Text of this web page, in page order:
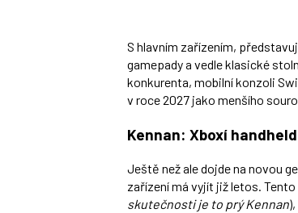
S hlavním zařízením,
gamepady a vedle klasické
konkurenta, mobilní konzoli
v roce 2027 jako menšího
Kennan: Xboxí
Ještě než ale dojde na novou
zařízení má vyjít již letos. Tento
skutečnosti je to prý Kennan